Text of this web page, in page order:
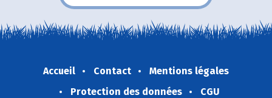
Accueil Contact
Mentions légales
Protection des données
CGU